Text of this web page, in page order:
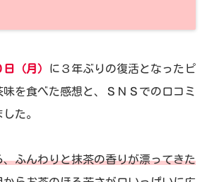
（月）
に３年ぶりの復活となったピ
味を食べた感想と、ＳＮＳでの口コミ
た。
ふんわりと抹茶の香りが漂ってきた